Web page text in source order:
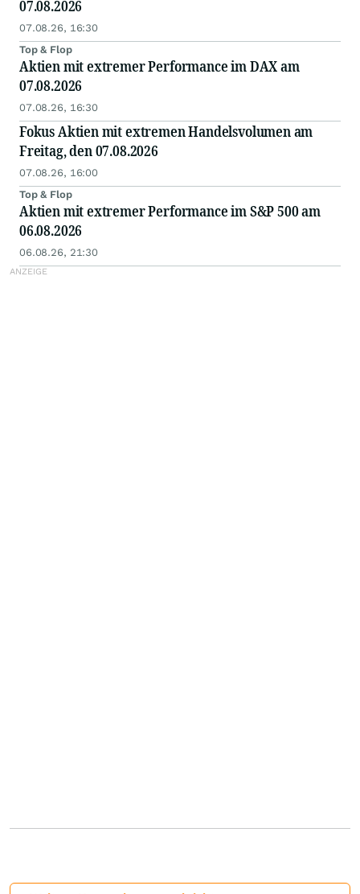
07.08.2026
07.08.26, 16:30
Top & Flop
Aktien mit extremer Performance im DAX am
07.08.2026
07.08.26, 16:30
Fokus Aktien mit extremen Handelsvolumen am
Freitag, den 07.08.2026
07.08.26, 16:00
Top & Flop
Aktien mit extremer Performance im S&P 500 am
06.08.2026
06.08.26, 21:30